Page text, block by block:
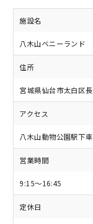
施設名
八木山ベニーランド
住所
宮城県仙台市太白区
アクセス
八木山動物公園駅下
営業時間
9:15～16:45
定休日